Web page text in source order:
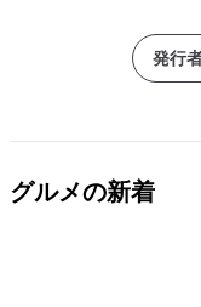
発行
グルメの新着